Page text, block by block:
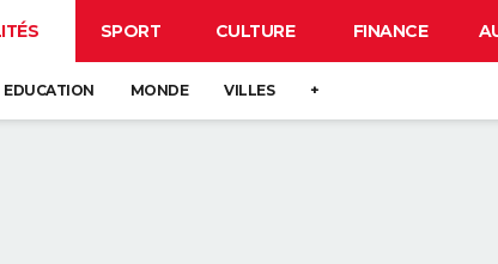
SPORT CULTURE FINANCE
EDUCATION MONDE VILLES +